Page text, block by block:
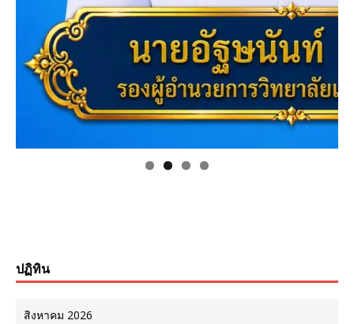
ปฏิทิน
สิงหาคม 2026